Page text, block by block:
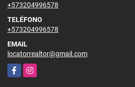
+573204996578
TELÉFONO
+573204996578
EMAIL
locatorrealtor@gmail.com
FacebookInstagram